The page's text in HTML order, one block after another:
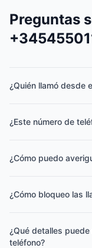
Preguntas
¿Quién llamó desde
¿Este número de
¿Cómo puedo
¿Cómo bloqueo las
¿Qué detalles
teléfono?